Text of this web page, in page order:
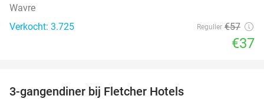
Wavre
Verkocht: 3.725
Regulier €57
€37
3-gangendiner bij Fletcher Hotels